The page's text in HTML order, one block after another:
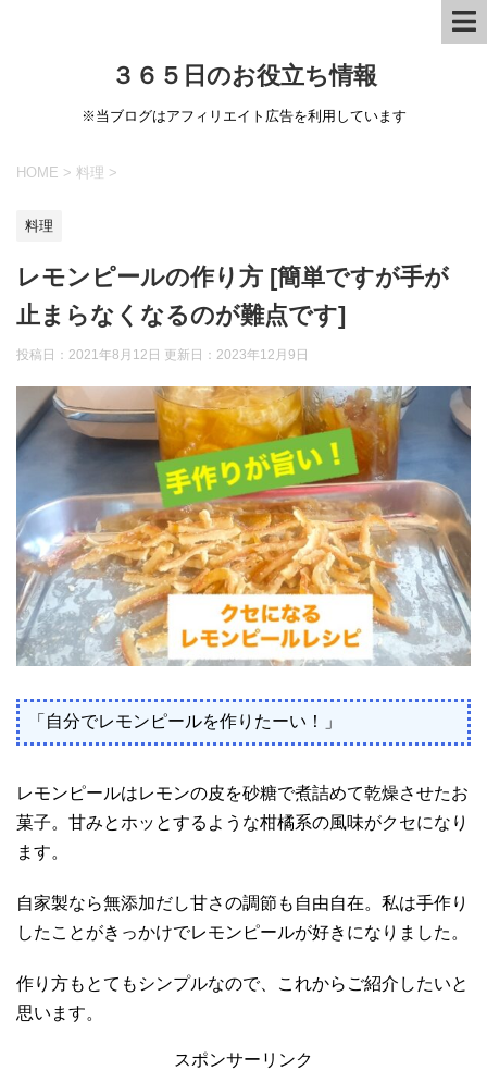
３６５日のお役立ち情報
※当ブログはアフィリエイト広告を利用しています
HOME > 料理 >
料理
レモンピールの作り方 [簡単ですが手が
止まらなくなるのが難点です]
投稿日：2021年8月12日 更新日： 2023年12月9日
「自分でレモンピールを作りたーい！」
レモンピールはレモンの皮を砂糖で煮詰めて乾燥させたお
菓子。甘みとホッとするような柑橘系の風味がクセになり
ます。
自家製なら無添加だし甘さの調節も自由自在。私は手作り
したことがきっかけでレモンピールが好きになりました。
作り方もとてもシンプルなので、これからご紹介したいと
思います。
スポンサーリンク